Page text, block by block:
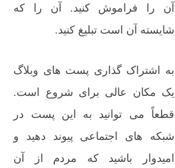
آن را فراموش کنید. آن را که
شایسته آن است تبلیغ کنید.
به اشتراک گذاری پست های وبلاگ
یک مکان عالی برای شروع است.
قطعاً می توانید به این پست در
شبکه های اجتماعی پیوند دهید و
امیدوار باشید که مردم از آن